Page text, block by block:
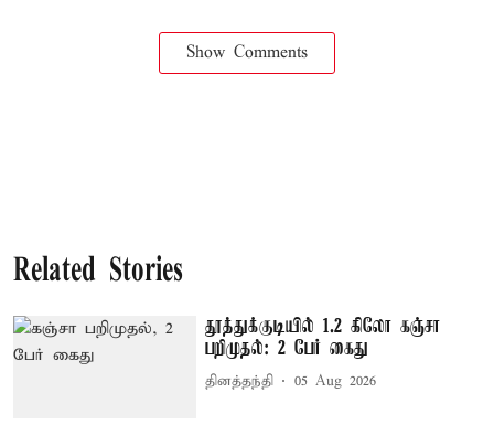
Show Comments
Related Stories
தூத்துக்குடியில் 1.2 கிலோ கஞ்சா
பறிமுதல்: 2 பேர் கைது
தினத்தந்தி 05 Aug 2026